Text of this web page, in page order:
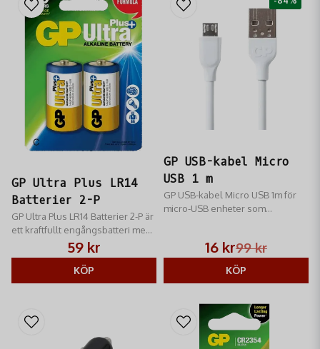
GP Ultra Plus LR14
Batterier 2-P
GP Ultra Plus LR14 Batterier 2-P är
ett kraftfullt engångsbatteri med
lång livslängd som passar till t.ex
fotoblixtar, kameror,
spelkontroller, trådlösa möss,
leksaker, ficklampor, radiostyrda
59 kr
KÖP
GP USB-kabel Micro
USB 1 m
GP USB-kabel Micro USB 1m för
micro-USB enheter som
99 kr
16 kr
KÖP